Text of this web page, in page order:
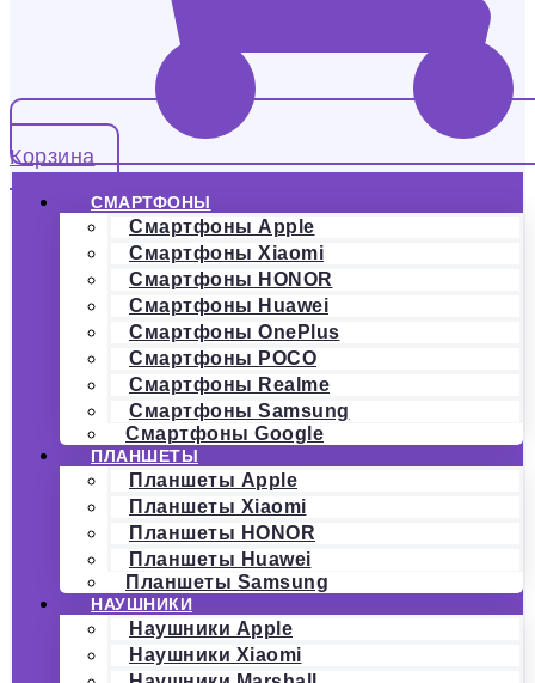
Корзина
СМАРТФОНЫ
Смартфоны Apple
Смартфоны Xiaomi
Смартфоны HONOR
Смартфоны Huawei
Смартфоны OnePlus
Смартфоны POCO
Смартфоны Realme
Смартфоны Samsung
Смартфоны Google
ПЛАНШЕТЫ
Планшеты Apple
Планшеты Xiaomi
Планшеты HONOR
Планшеты Huawei
Планшеты Samsung
НАУШНИКИ
Наушники Apple
Наушники Xiaomi